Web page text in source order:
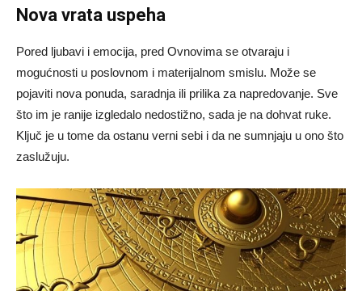
Nova vrata uspeha
Pored ljubavi i emocija, pred Ovnovima se otvaraju i
mogućnosti u poslovnom i materijalnom smislu. Može se
pojaviti nova ponuda, saradnja ili prilika za napredovanje. Sve
što im je ranije izgledalo nedostižno, sada je na dohvat ruke.
Ključ je u tome da ostanu verni sebi i da ne sumnjaju u ono što
zaslužuju.